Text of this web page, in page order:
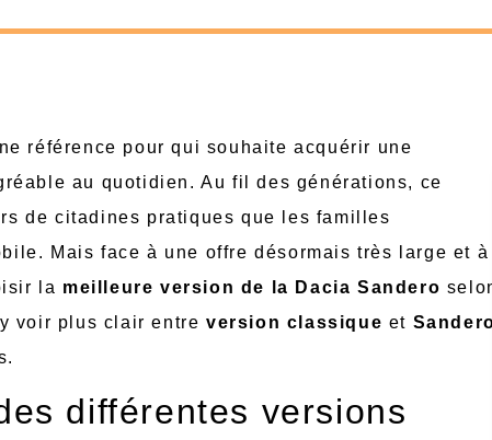
référence pour qui souhaite acquérir une
au quotidien. Au fil des générations, ce
de citadines pratiques que les familles
Mais face à une offre désormais très large et à
la meilleure version de la Dacia Sandero
voir plus clair entreversion classique et
différentes versions